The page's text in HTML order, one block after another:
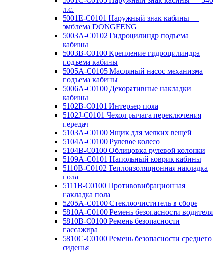
л.с.
5001E-C0101 Наружный знак кабины —
эмблема DONGFENG
5003A-C0102 Гидроцилиндр подъема
кабины
5003B-C0100 Крепление гидроцилиндра
подъема кабины
5005A-C0105 Масляный насос механизма
подъема кабины
5006A-C0100 Декоративные накладки
кабины
5102B-C0101 Интерьер пола
5102J-C0101 Чехол рычага переключения
передач
5103A-C0100 Ящик для мелких вещей
5104A-C0100 Рулевое колесо
5104B-C0100 Облицовка рулевой колонки
5109A-C0101 Напольный коврик кабины
5110B-C0102 Теплоизоляционная накладка
пола
5111B-C0100 Противовибрационная
накладка пола
5205A-C0100 Стеклоочиститель в сборе
5810A-C0100 Ремень безопасности водителя
5810B-C0100 Ремень безопасности
пассажира
5810C-C0100 Ремень безопасности среднего
сиденья